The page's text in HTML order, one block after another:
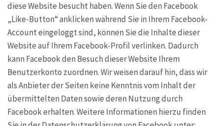
diese Website besucht haben. Wenn Sie den Facebook
„Like-Button“ anklicken während Sie in Ihrem Facebook-
Account eingeloggt sind, können Sie die Inhalte dieser
Website auf Ihrem Facebook-Profil verlinken. Dadurch
kann Facebook den Besuch dieser Website Ihrem
Benutzerkonto zuordnen. Wir weisen darauf hin, dass wir
als Anbieter der Seiten keine Kenntnis vom Inhalt der
übermittelten Daten sowie deren Nutzung durch
Facebook erhalten. Weitere Informationen hierzu finden